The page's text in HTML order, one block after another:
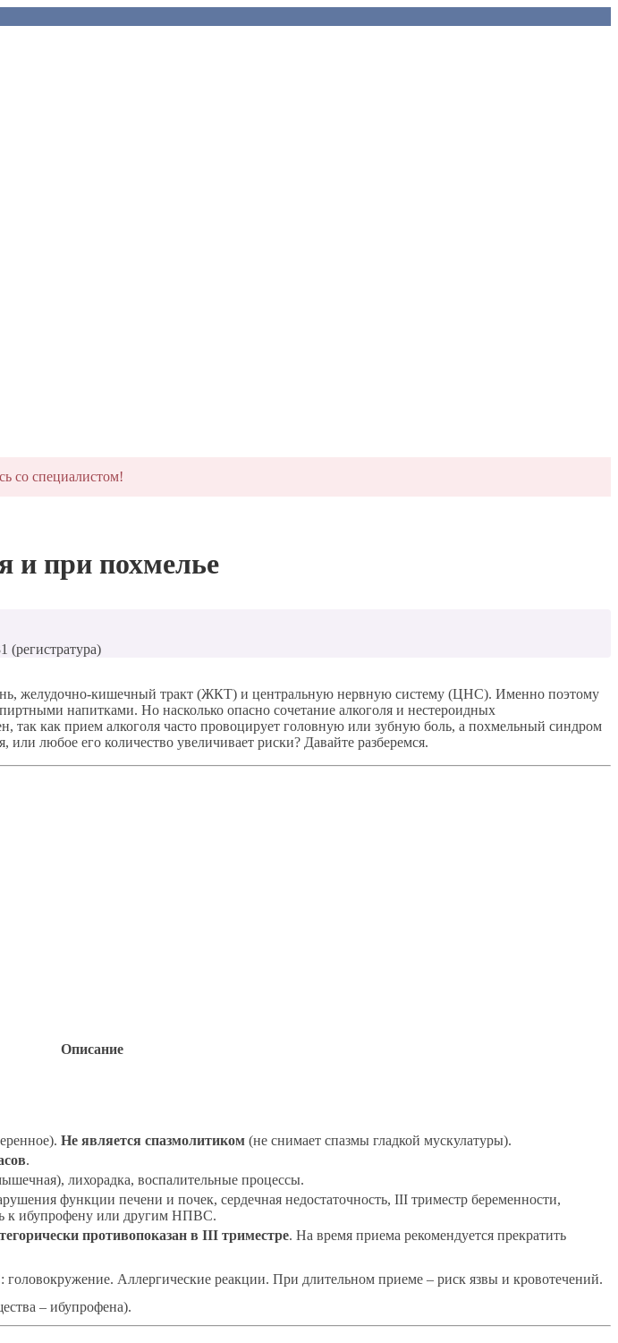
со специалистом!
и при похмелье
(регистратура)
желудочно-кишечный тракт (ЖКТ) и центральную нервную систему (ЦНС). Именно поэтому
напитками. Но насколько опасно сочетание алкоголя и нестероидных
как прием алкоголя часто провоцирует головную или зубную боль, а похмельный синдром
или любое его количество увеличивает риски? Давайте разберемся.
Описание
Не является спазмолитиком (не снимает спазмы гладкой мускулатуры).
.
лихорадка, воспалительные процессы.
функции печени и почек, сердечная недостаточность, III триместр беременности,
к ибупрофену или другим НПВС.
противопоказан в III триместре. На время приема рекомендуется прекратить
Аллергические реакции. При длительном приеме – риск язвы и кровотечений.
– ибупрофена).